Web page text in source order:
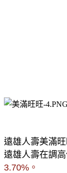
遠雄人壽美滿
遠雄人壽在調
3.70%。